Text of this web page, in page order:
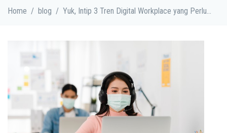
Home / blog / Yuk, Intip 3 Tren Digital Workplace yang Perlu Anda Perhatikan